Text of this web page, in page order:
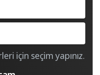
için seçim yapınız.